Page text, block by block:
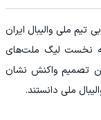
تیم ملی والیبال ایران
نخست لیگ ملت‌های
به این تصمیم واکنش نشان
ملی دانستند.